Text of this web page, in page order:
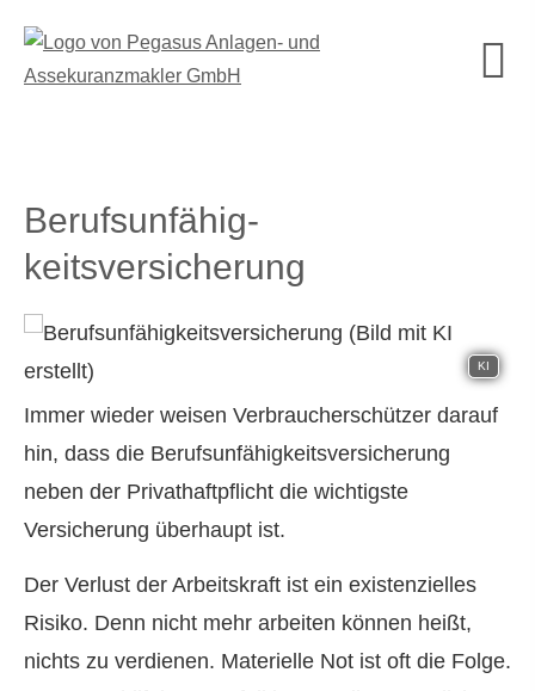
Berufs­unfähig­
keitsversicherung
KI
Immer wieder weisen Verbraucherschützer darauf
hin, dass die Berufs­unfähig­keitsversicherung
neben der Privathaftpflicht die wichtigste
Versicherung überhaupt ist.
Der Verlust der Arbeitskraft ist ein existenzielles
Risiko. Denn nicht mehr arbeiten können heißt,
nichts zu verdienen. Materielle Not ist oft die Folge.